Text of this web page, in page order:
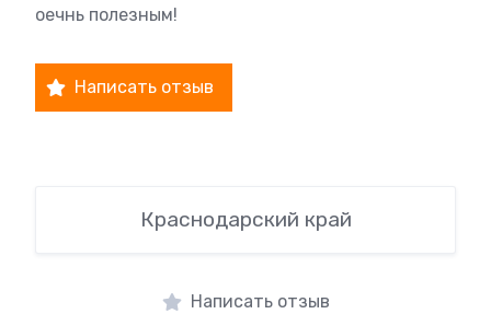
оечнь полезным!
Написать отзыв
Краснодарский край
Написать отзыв